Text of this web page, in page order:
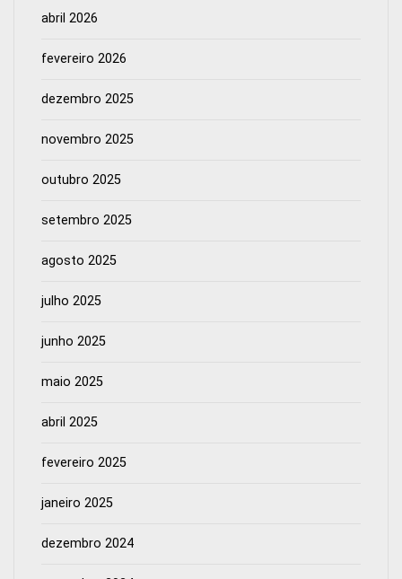
abril 2026
fevereiro 2026
dezembro 2025
novembro 2025
outubro 2025
setembro 2025
agosto 2025
julho 2025
junho 2025
maio 2025
abril 2025
fevereiro 2025
janeiro 2025
dezembro 2024